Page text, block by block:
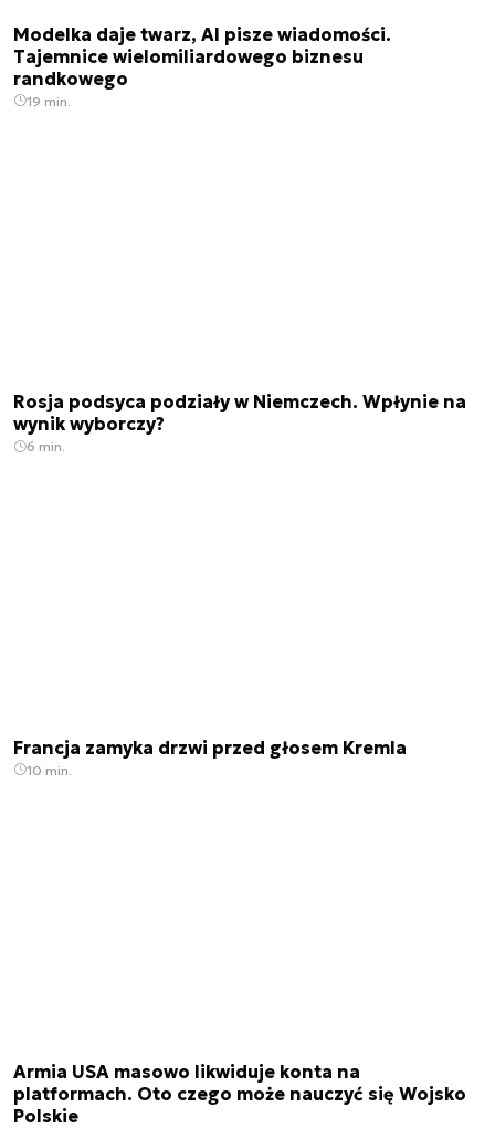
Modelka daje twarz, AI pisze wiadomości.
Tajemnice wielomiliardowego biznesu
randkowego
19 min.
Rosja podsyca podziały w Niemczech. Wpłynie na
wynik wyborczy?
6 min.
Francja zamyka drzwi przed głosem Kremla
10 min.
Armia USA masowo likwiduje konta na
platformach. Oto czego może nauczyć się Wojsko
Polskie